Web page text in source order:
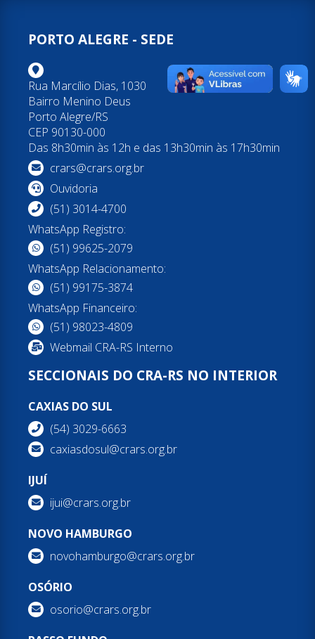
PORTO ALEGRE - SEDE
Rua Marcílio Dias, 1030
Bairro Menino Deus
Porto Alegre/RS
CEP 90130-000
Das 8h30min às 12h e das 13h30min às 17h30min
crars@crars.org.br
Ouvidoria
(51) 3014-4700
WhatsApp Registro:
(51) 99625-2079
WhatsApp Relacionamento:
(51) 99175-3874
WhatsApp Financeiro:
(51) 98023-4809
Webmail CRA-RS Interno
SECCIONAIS DO CRA-RS NO INTERIOR
CAXIAS DO SUL
(54) 3029-6663
caxiasdosul@crars.org.br
IJUÍ
ijui@crars.org.br
NOVO HAMBURGO
novohamburgo@crars.org.br
OSÓRIO
osorio@crars.org.br